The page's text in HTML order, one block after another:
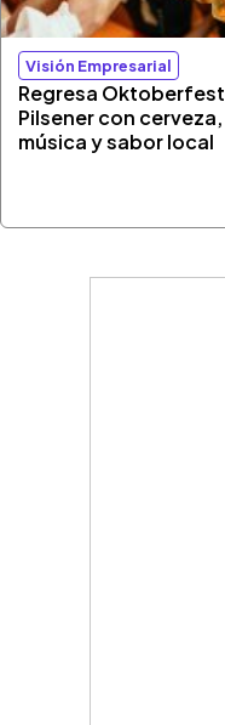
Visión Empresarial
Regresa Oktoberfest
Pilsener con cerveza,
música y sabor local